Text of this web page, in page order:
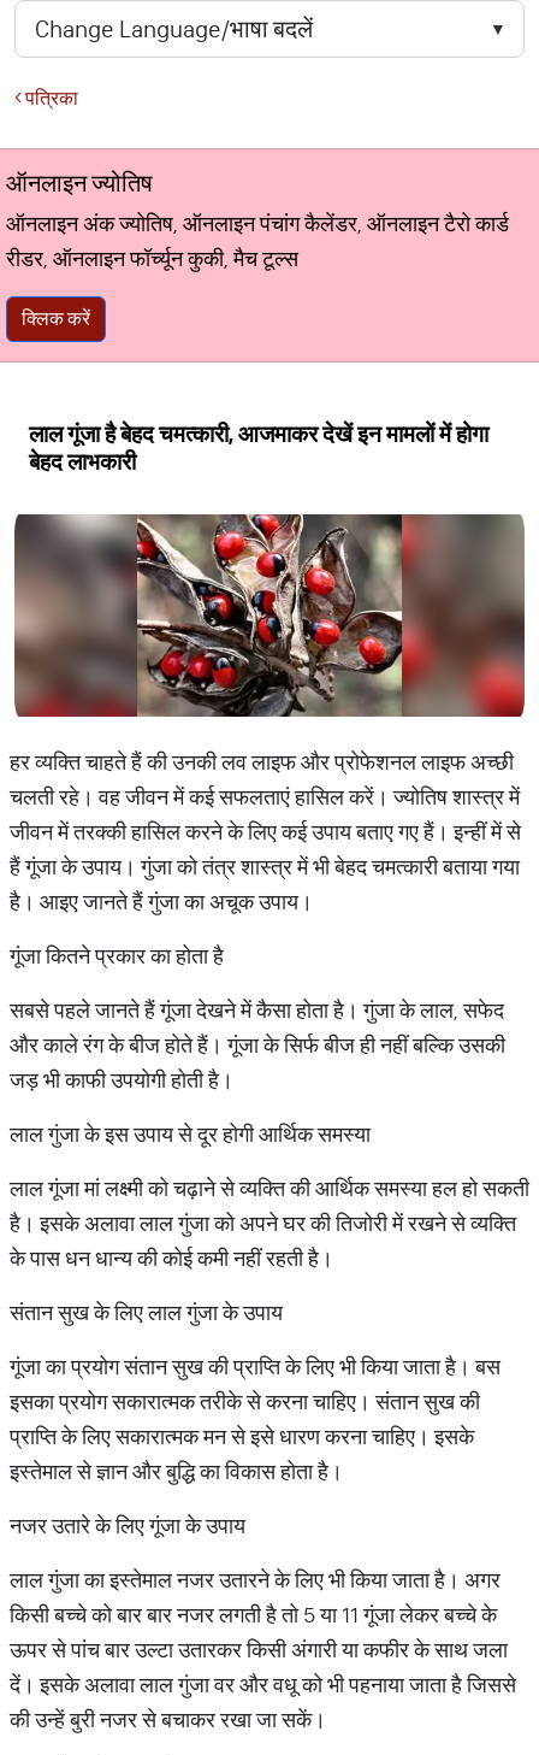
पत्रिका
ऑनलाइन ज्योतिष
ऑनलाइन अंक ज्योतिष, ऑनलाइन पंचांग कैलेंडर, ऑनलाइन टैरो कार्ड
रीडर, ऑनलाइन फॉर्च्यून कुकी, मैच टूल्स
क्लिक करें
लाल गूंजा है बेहद चमत्कारी, आजमाकर देखें इन मामलों में होगा
बेहद लाभकारी
हर व्यक्ति चाहते हैं की उनकी लव लाइफ और प्रोफेशनल लाइफ अच्छी
चलती रहे। वह जीवन में कई सफलताएं हासिल करें। ज्योतिष शास्त्र में
जीवन में तरक्की हासिल करने के लिए कई उपाय बताए गए हैं। इन्हीं में से
हैं गूंजा के उपाय। गुंजा को तंत्र शास्त्र में भी बेहद चमत्कारी बताया गया
है। आइए जानते हैं गुंजा का अचूक उपाय।
गूंजा कितने प्रकार का होता है
सबसे पहले जानते हैं गूंजा देखने में कैसा होता है। गुंजा के लाल, सफेद
और काले रंग के बीज होते हैं। गूंजा के सिर्फ बीज ही नहीं बल्कि उसकी
जड़ भी काफी उपयोगी होती है।
लाल गुंजा के इस उपाय से दूर होगी आर्थिक समस्या
लाल गूंजा मां लक्ष्मी को चढ़ाने से व्यक्ति की आर्थिक समस्या हल हो सकती
है। इसके अलावा लाल गुंजा को अपने घर की तिजोरी में रखने से व्यक्ति
के पास धन धान्य की कोई कमी नहीं रहती है।
संतान सुख के लिए लाल गुंजा के उपाय
गूंजा का प्रयोग संतान सुख की प्राप्ति के लिए भी किया जाता है। बस
इसका प्रयोग सकारात्मक तरीके से करना चाहिए। संतान सुख की
प्राप्ति के लिए सकारात्मक मन से इसे धारण करना चाहिए। इसके
इस्तेमाल से ज्ञान और बुद्धि का विकास होता है।
नजर उतारे के लिए गूंजा के उपाय
लाल गुंजा का इस्तेमाल नजर उतारने के लिए भी किया जाता है। अगर
किसी बच्चे को बार बार नजर लगती है तो 5 या 11 गूंजा लेकर बच्चे के
ऊपर से पांच बार उल्टा उतारकर किसी अंगारी या कफीर के साथ जला
दें। इसके अलावा लाल गुंजा वर और वधू को भी पहनाया जाता है जिससे
की उन्हें बुरी नजर से बचाकर रखा जा सकें।